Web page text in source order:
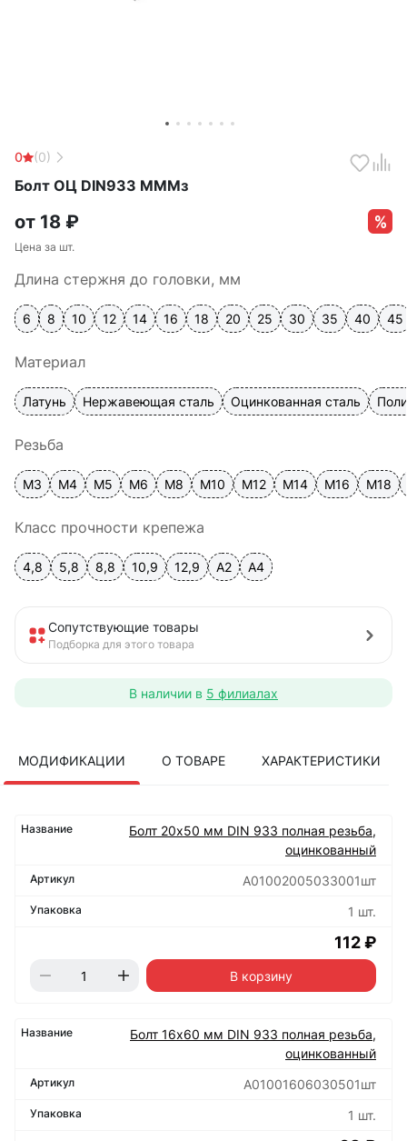
0 (0)
Болт ОЦ DIN933 МММз
от 18 ₽
Цена за шт.
Длина стержня до головки, мм
6 8 10 12 14 16 18 20 25 30 35 40 45
Материал
Латунь Нержавеющая сталь Оцинкованная сталь
Резьба
М3 М4 М5 М6 М8 М10 М12 М14 М16 М18
Класс прочности крепежа
4,8 5,8 8,8 10,9 12,9 A2 А4
Сопутствующие товары
Подборка для этого товара
В наличии в 5 филиалах
МОДИФИКАЦИИ О ТОВАРЕ ХАРАКТЕРИСТИКИ
Болт 20х50 мм DIN 933 полная резьба,
оцинкованный
А01002005033001шт
1 шт.
112 ₽
В корзину
Болт 16х60 мм DIN 933 полная резьба,
оцинкованный
А01001606030501шт
1 шт.